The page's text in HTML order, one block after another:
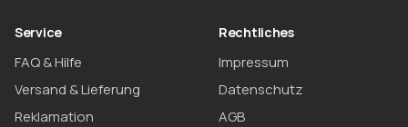
Service
FAQ & Hilfe
Versand & Lieferung
Reklamation
Rechtliches
Impressum
Datenschutz
AGB